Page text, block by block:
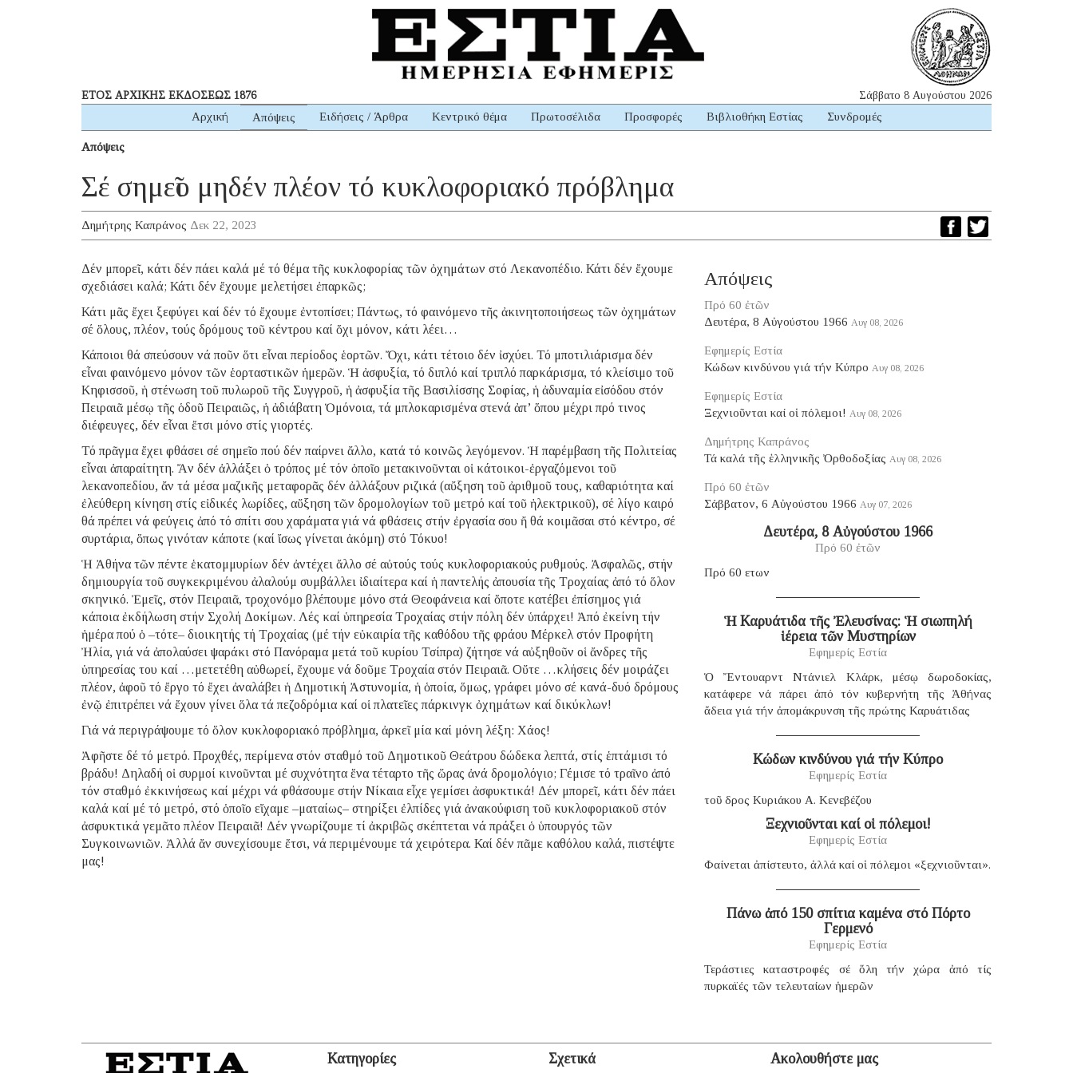
ΕΤΟΣ ΑΡΧΙΚΗΣ ΕΚΔΟΣΕΩΣ 1876 Σάββατο 8 Αυγούστου 2026
Αρχική Απόψεις Ειδήσεις / Άρθρα Κεντρικό θέμα Πρωτοσέλιδα Προσφορές Βιβλιοθήκη Εστίας Συνδρομές
Απόψεις
Σέ σημεῖο μηδέν πλέον τό κυκλοφοριακό πρόβλημα
Δημήτρης Καπράνος Δεκ 22, 2023
Δέν μπορεῖ, κάτι δέν πάει καλά μέ τό θέμα τῆς κυκλοφορίας τῶν ὀχημάτων στό Λεκανοπέδιο. Κάτι δέν ἔχουμε
σχεδιάσει καλά; Κάτι δέν ἔχουμε μελετήσει ἐπαρκῶς;
Κάτι μᾶς ἔχει ξεφύγει καί δέν τό ἔχουμε ἐντοπίσει; Πάντως, τό φαινόμενο τῆς ἀκινητοποιήσεως τῶν ὀχημάτων
σέ ὅλους, πλέον, τούς δρόμους τοῦ κέντρου καί ὄχι μόνον, κάτι λέει…
Κάποιοι θά σπεύσουν νά ποῦν ὅτι εἶναι περίοδος ἑορτῶν. Ὄχι, κάτι τέτοιο δέν ἰσχύει. Τό μποτιλιάρισμα δέν
εἶναι φαινόμενο μόνον τῶν ἑορταστικῶν ἡμερῶν. Ἡ ἀσφυξία, τό διπλό καί τριπλό παρκάρισμα, τό κλείσιμο τοῦ
Κηφισσοῦ, ἡ στένωση τοῦ πυλωροῦ τῆς Συγγροῦ, ἡ ἀσφυξία τῆς Βασιλίσσης Σοφίας, ἡ ἀδυναμία εἰσόδου στόν
Πειραιᾶ μέσῳ τῆς ὁδοῦ Πειραιῶς, ἡ ἀδιάβατη Ὁμόνοια, τά μπλοκαρισμένα στενά ἀπ’ ὅπου μέχρι πρό τινος
διέφευγες, δέν εἶναι ἔτσι μόνο στίς γιορτές.
Τό πρᾶγμα ἔχει φθάσει σέ σημεῖο πού δέν παίρνει ἄλλο, κατά τό κοινῶς λεγόμενον. Ἡ παρέμβαση τῆς Πολιτείας
εἶναι ἀπαραίτητη. Ἄν δέν ἀλλάξει ὁ τρόπος μέ τόν ὁποῖο μετακινοῦνται οἱ κάτοικοι-ἐργαζόμενοι τοῦ
λεκανοπεδίου, ἄν τά μέσα μαζικῆς μεταφορᾶς δέν ἀλλάξουν ριζικά (αὔξηση τοῦ ἀριθμοῦ τους, καθαριότητα καί
ἐλεύθερη κίνηση στίς εἰδικές λωρίδες, αὔξηση τῶν δρομολογίων τοῦ μετρό καί τοῦ ἠλεκτρικοῦ), σέ λίγο καιρό
θά πρέπει νά φεύγεις ἀπό τό σπίτι σου χαράματα γιά νά φθάσεις στήν ἐργασία σου ἤ θά κοιμᾶσαι στό κέντρο, σέ
συρτάρια, ὅπως γινόταν κάποτε (καί ἴσως γίνεται ἀκόμη) στό Τόκυο!
Ἡ Ἀθήνα τῶν πέντε ἑκατομμυρίων δέν ἀντέχει ἄλλο σέ αὐτούς τούς κυκλοφοριακούς ρυθμούς. Ἀσφαλῶς, στήν
δημιουργία τοῦ συγκεκριμένου ἀλαλούμ συμβάλλει ἰδιαίτερα καί ἡ παντελής ἀπουσία τῆς Τροχαίας ἀπό τό ὅλον
σκηνικό. Ἐμεῖς, στόν Πειραιᾶ, τροχονόμο βλέπουμε μόνο στά Θεοφάνεια καί ὅποτε κατέβει ἐπίσημος γιά
κάποια ἐκδήλωση στήν Σχολή Δοκίμων. Λές καί ὑπηρεσία Τροχαίας στήν πόλη δέν ὑπάρχει! Ἀπό ἐκείνη τήν
ἡμέρα πού ὁ –τότε– διοικητής τή Τροχαίας (μέ τήν εὐκαιρία τῆς καθόδου τῆς φράου Μέρκελ στόν Προφήτη
Ἠλία, γιά νά ἀπολαύσει ψαράκι στό Πανόραμα μετά τοῦ κυρίου Τσίπρα) ζήτησε νά αὐξηθοῦν οἱ ἄνδρες τῆς
ὑπηρεσίας του καί …μετετέθη αὐθωρεί, ἔχουμε νά δοῦμε Τροχαία στόν Πειραιᾶ. Οὔτε …κλήσεις δέν μοιράζει
πλέον, ἀφοῦ τό ἔργο τό ἔχει ἀναλάβει ἡ Δημοτική Ἀστυνομία, ἡ ὁποία, ὅμως, γράφει μόνο σέ κανά-δυό δρόμους
ἐνῷ ἐπιτρέπει νά ἔχουν γίνει ὅλα τά πεζοδρόμια καί οἱ πλατεῖες πάρκινγκ ὀχημάτων καί δικύκλων!
Γιά νά περιγράψουμε τό ὅλον κυκλοφοριακό πρόβλημα, ἀρκεῖ μία καί μόνη λέξη: Χάος!
Ἀφῆστε δέ τό μετρό. Προχθές, περίμενα στόν σταθμό τοῦ Δημοτικοῦ Θεάτρου δώδεκα λεπτά, στίς ἑπτάμισι τό
βράδυ! Δηλαδή οἱ συρμοί κινοῦνται μέ συχνότητα ἕνα τέταρτο τῆς ὥρας ἀνά δρομολόγιο; Γέμισε τό τραῖνο ἀπό
τόν σταθμό ἐκκινήσεως καί μέχρι νά φθάσουμε στήν Νίκαια εἶχε γεμίσει ἀσφυκτικά! Δέν μπορεῖ, κάτι δέν πάει
καλά καί μέ τό μετρό, στό ὁποῖο εἴχαμε –ματαίως– στηρίξει ἐλπίδες γιά ἀνακούφιση τοῦ κυκλοφοριακοῦ στόν
ἀσφυκτικά γεμᾶτο πλέον Πειραιᾶ! Δέν γνωρίζουμε τί ἀκριβῶς σκέπτεται νά πράξει ὁ ὑπουργός τῶν
Συγκοινωνιῶν. Ἀλλά ἄν συνεχίσουμε ἔτσι, νά περιμένουμε τά χειρότερα. Καί δέν πᾶμε καθόλου καλά, πιστέψτε
μας!
Απόψεις
Πρό 60 ἐτῶν
Δευτέρα, 8 Αὐγούστου 1966 Αυγ 08, 2026
Εφημερίς Εστία
Κώδων κινδύνου γιά τήν Κύπρο Αυγ 08, 2026
Εφημερίς Εστία
Ξεχνιοῦνται καί οἱ πόλεμοι! Αυγ 08, 2026
Δημήτρης Καπράνος
Τά καλά τῆς ἑλληνικῆς Ὀρθοδοξίας Αυγ 08, 2026
Πρό 60 ἐτῶν
Σάββατον, 6 Αὐγούστου 1966 Αυγ 07, 2026
Δευτέρα, 8 Αὐγούστου 1966
Πρό 60 ἐτῶν
Πρό 60 ετων
Ἡ Καρυάτιδα τῆς Ἐλευσίνας: Ἡ σιωπηλή
ἱέρεια τῶν Μυστηρίων
Εφημερίς Εστία
Ὁ Ἔντουαρντ Ντάνιελ Κλάρκ, μέσῳ δωροδοκίας,
κατάφερε νά πάρει ἀπό τόν κυβερνήτη τῆς Ἀθήνας
ἄδεια γιά τήν ἀπομάκρυνση τῆς πρώτης Καρυάτιδας
Κώδων κινδύνου γιά τήν Κύπρο
Εφημερίς Εστία
τοῦ δρος Κυριάκου Α. Κενεβέζου
Ξεχνιοῦνται καί οἱ πόλεμοι!
Εφημερίς Εστία
Φαίνεται ἀπίστευτο, ἀλλά καί οἱ πόλεμοι «ξεχνιοῦνται».
Πάνω ἀπό 150 σπίτια καμένα στό Πόρτο
Γερμενό
Εφημερίς Εστία
Τεράστιες καταστροφές σέ ὅλη τήν χώρα ἀπό τίς
πυρκαϊές τῶν τελευταίων ἡμερῶν
Κατηγορίες Σχετικά Ακολουθήστε μας